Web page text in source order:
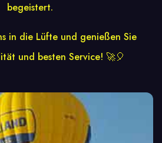
begeistert.
in die Lüfte und genießen Sie
und besten Service! 🚀🎈